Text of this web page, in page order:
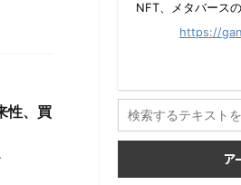
性、買
NFT、メタバース
https://
ア